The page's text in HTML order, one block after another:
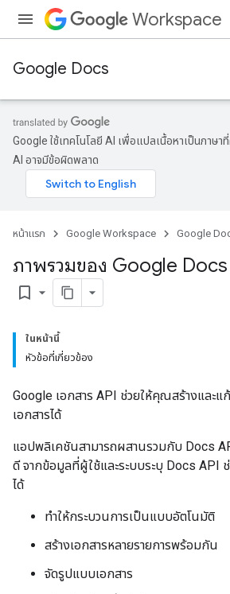
Workspace
Google Docs
Google ใช้เทคโนโลยี AI เพื่อแปลเนื้อหาเป็นภาษ
AI อาจมีข้อผิดพลาด
หน้าแรก Google Workspace Google
ภาพรวมของ Google Docs
bookmark_border
ในหน้านี้
หัวข้อที่เกี่ยวข้อง
Google เอกสาร API ช่วยให้คุณสร้างและแ
เอกสารได้
แอปพลิเคชันสามารถผสานรวมกับ Docs
ดี จากข้อมูลที่ผู้ใช้และระบบระบุ Docs API
ได้
ทำให้กระบวนการเป็นแบบอัตโนมัติ
สร้างเอกสารหลายรายการพร้อมกัน
จัดรูปแบบเอกสาร